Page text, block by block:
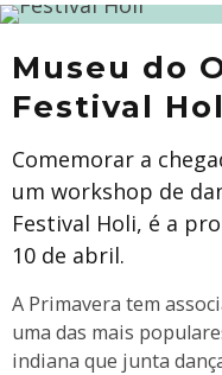
Museu do
Festival
Comemorar a
um workshop de
Festival Holi, é a
10 de abril.
A Primavera tem
uma das mais
indiana que junta